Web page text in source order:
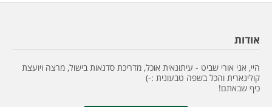
אודות
היי, אני אורי שביט - עיתונאית אוכל, מדריכת סדנאות בישול, מרצה ויועצת
קולינארית והכל בשפה טבעונית :-)
כיף שבאתם!